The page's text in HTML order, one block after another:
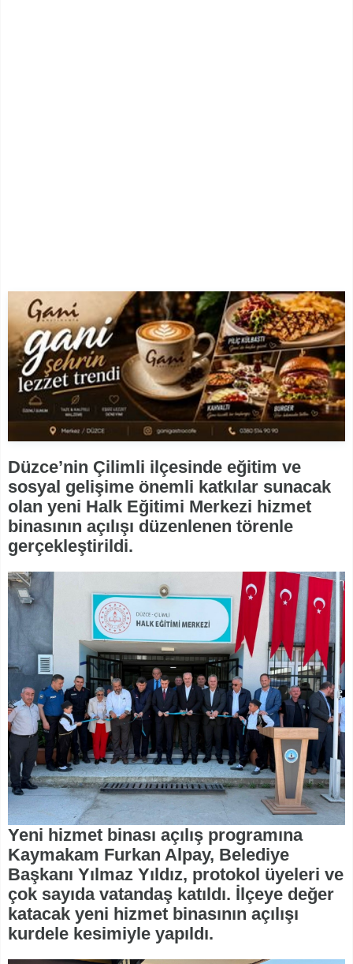
Düzce’nin Çilimli ilçesinde eğitim ve
sosyal gelişime önemli katkılar sunacak
olan yeni Halk Eğitimi Merkezi hizmet
binasının açılışı düzenlenen törenle
gerçekleştirildi.
Yeni hizmet binası açılış programına
Kaymakam Furkan Alpay, Belediye
Başkanı Yılmaz Yıldız, protokol üyeleri ve
çok sayıda vatandaş katıldı. İlçeye değer
katacak yeni hizmet binasının açılışı
kurdele kesimiyle yapıldı.